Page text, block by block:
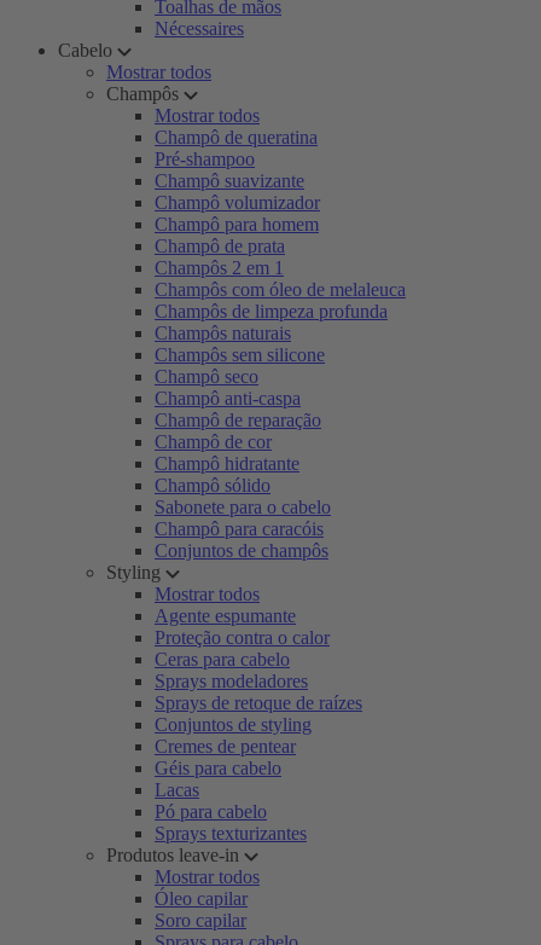
Toalhas de mãos
Nécessaires
Cabelo
Mostrar todos
Champôs
Mostrar todos
Champô de queratina
Pré-shampoo
Champô suavizante
Champô volumizador
Champô para homem
Champô de prata
Champôs 2 em 1
Champôs com óleo de melaleuca
Champôs de limpeza profunda
Champôs naturais
Champôs sem silicone
Champô seco
Champô anti-caspa
Champô de reparação
Champô de cor
Champô hidratante
Champô sólido
Sabonete para o cabelo
Champô para caracóis
Conjuntos de champôs
Styling
Mostrar todos
Agente espumante
Proteção contra o calor
Ceras para cabelo
Sprays modeladores
Sprays de retoque de raízes
Conjuntos de styling
Cremes de pentear
Géis para cabelo
Lacas
Pó para cabelo
Sprays texturizantes
Produtos leave-in
Mostrar todos
Óleo capilar
Soro capilar